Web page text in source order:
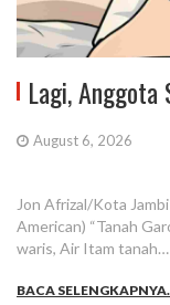
Lagi, Anggota
August 6, 2026
Jon Afrizal/Kota
American) “Tanah
waris, Air Itam tanah…
BACA